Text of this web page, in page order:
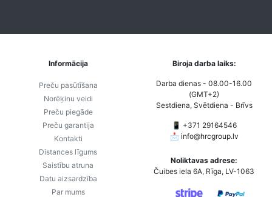
Informācija
Preču pasūtīšana
Norēķinu veidi
Preču piegāde
Preču garantija
Kontakti
Distances līgums
Saistību atruna
Datu aizsardzība
Par mums
Biroja darba laiks:
Darba dienas - 08.00-16.00
(GMT+2)
Sestdiena, Svētdiena - Brīvs
📱 +371 29164546
📩 info@hrcgroup.lv
Noliktavas adrese:
Čuibes iela 6A, Rīga, LV-1063